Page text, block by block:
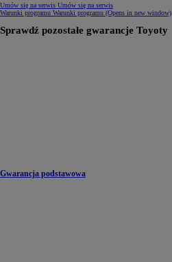
Umów się na serwis Umów się na serwis
Warunki programu Warunki programu (Opens in new window)
Sprawdź pozostałe gwarancje Toyoty
Gwarancja podstawowa